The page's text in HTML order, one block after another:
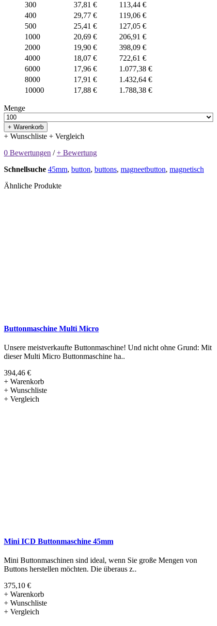
300
37,81 €
113,44 €
400
29,77 €
119,06 €
500
25,41 €
127,05 €
1000
20,69 €
206,91 €
2000
19,90 €
398,09 €
4000
18,07 €
722,61 €
6000
17,96 €
1.077,38 €
8000
17,91 €
1.432,64 €
10000
17,88 € 1.788,38 €
Menge
+ Warenkorb
+ Wunschliste + Vergleich
0 Bewertungen /+ Bewertung
Schnellsuche 45mm, button, buttons, magneetbutton, magnetisch
Ähnliche Produkte
Buttonmaschine Multi Micro
Unsere meistverkaufte Buttonmaschine! Und nicht ohne Grund: Mit
dieser Multi Micro Buttonmaschine ha..
394,46 €
+ Warenkorb
+ Wunschliste
+ Vergleich
Mini ICD Buttonmaschine 45mm
Mini Buttonmaschinen sind ideal, wenn Sie große Mengen von
Buttons herstellen möchten. Die überaus z..
375,10 €
+ Warenkorb
+ Wunschliste
+ Vergleich